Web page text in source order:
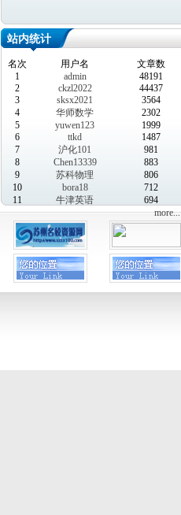
站内统计
名次 用户名
文章数
1
admin
48191
2
ckzl2022
44437
3
sksx2021
3564
4
华师数学
2302
5
yuwen123
1999
6
ttkd
1487
7
沪化101
981
8
Chen13339
883
9
苏科物理
806
10
bora18
712
11
牛津英语
694
more...